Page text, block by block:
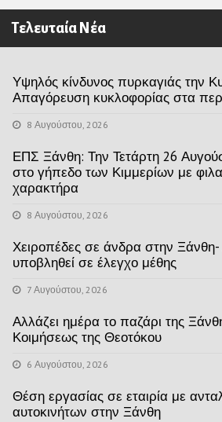
Τελευταία Νέα
Υψηλός κίνδυνος πυρκαγιάς την
Απαγόρευση κυκλοφορίας στα
8 Αυγούστου, 2026
ΕΠΣ Ξάνθη: Την Τετάρτη 26
στο γήπεδο των Κιμμερίων με
χαρακτήρα
8 Αυγούστου, 2026
Χειροπέδες σε άνδρα στην
υποβληθεί σε έλεγχο μέθης
7 Αυγούστου, 2026
Αλλάζει ημέρα το παζάρι της
Κοιμήσεως της Θεοτόκου
6 Αυγούστου, 2026
Θέση εργασίας σε εταιρία με
αυτοκινήτων στην Ξάνθη